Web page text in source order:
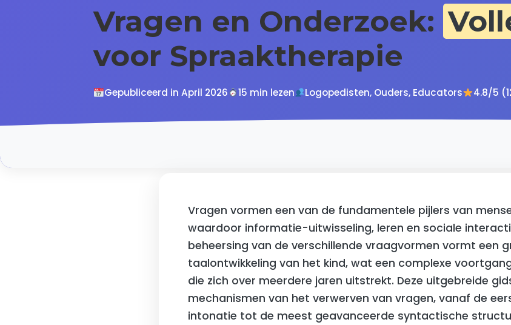
Vragen en Onderzoek:
voor Spraaktherapie
Gepubliceerd in April 2026 15 min lezen Logopedisten, Ouders, Educators 4.8/5
Vragen vormen een van de fundamentele pijlers van
waardoor informatie-uitwisseling, leren en sociale
beheersing van de verschillende vraagvormen vormt een
taalontwikkeling van het kind, wat een complexe
die zich over meerdere jaren uitstrekt. Deze uitgebreide
mechanismen van het verwerven van vragen, vanaf de
intonatie tot de meest geavanceerde syntactische